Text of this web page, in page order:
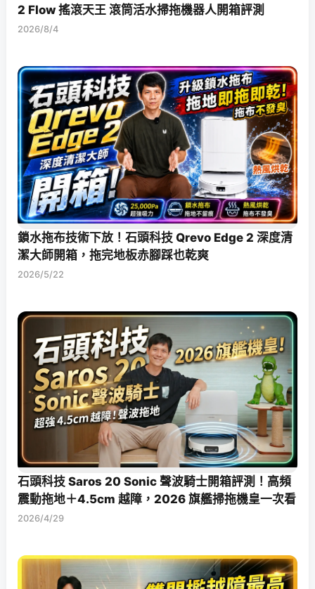
2 Flow 搖滾天王 滾筒活水掃拖機器人開箱評測
2026/8/4
鎖水拖布技術下放！石頭科技 Qrevo Edge 2 深度清
潔大師開箱，拖完地板赤腳踩也乾爽
2026/5/22
石頭科技 Saros 20 Sonic 聲波騎士開箱評測！高頻
震動拖地＋4.5cm 越障，2026 旗艦掃拖機皇一次看
2026/4/29